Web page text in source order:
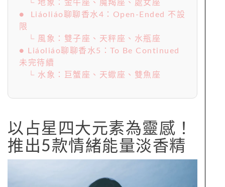
└ 地象：金牛座、魔羯座、處女座
● Liáoliáo聊聊香水4：Open-Ended 不設
限
└ 風象：雙子座、天秤座、水瓶座
● Liáoliáo聊聊香水5：To Be Continued
未完待續
└ 水象：巨蟹座、天蠍座、雙魚座
以占星四大元素為靈感！
推出5款情緒能量淡香精